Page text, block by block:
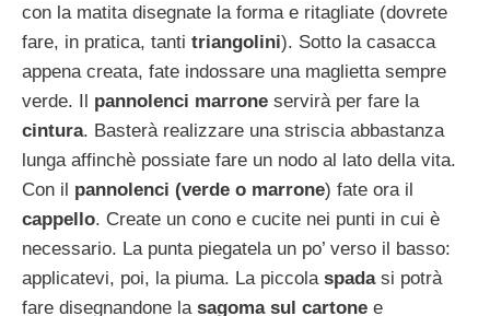
con la matita disegnate la forma e ritagliate (dovrete
fare, in pratica, tanti triangolini). Sotto la casacca
appena creata, fate indossare una maglietta sempre
verde. Il pannolenci marrone servirà per fare la
cintura. Basterà realizzare una striscia abbastanza
lunga affinchè possiate fare un nodo al lato della vita.
Con il pannolenci (verde o marrone) fate ora il
cappello. Create un cono e cucite nei punti in cui è
necessario. La punta piegatela un po’ verso il basso:
applicatevi, poi, la piuma. La piccola spadasi potrà
fare disegnandone la sagoma sul cartone e